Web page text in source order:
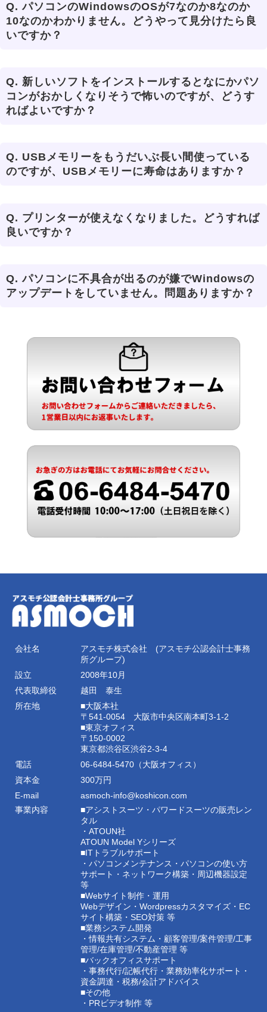
Q. パソコンのWindowsのOSが7なのか8なのか
10なのかわかりません。どうやって見分けたら良
いですか？
Q. 新しいソフトをインストールするとなにかパソ
コンがおかしくなりそうで怖いのですが、どうす
ればよいですか？
Q. USBメモリーをもうだいぶ長い間使っている
のですが、USBメモリーに寿命はありますか？
Q. プリンターが使えなくなりました。どうすれば
良いですか？
Q. パソコンに不具合が出るのが嫌でWindowsの
アップデートをしていません。問題ありますか？
会社名
アスモチ株式会社 (アスモチ公認会計士事務
所グループ)
設立
2008年10月
代表取締役
越田 泰生
所在地
■大阪本社
〒541-0054 大阪市中央区南本町3-1-2
■東京オフィス
〒150-0002
東京都渋谷区渋谷2-3-4
電話
06-6484-5470（大阪オフィス）
資本金
300万円
E-mail
asmoch-info@koshicon.com
事業内容
■アシストスーツ・パワードスーツの販売レン
タル
・ATOUN社
ATOUN Model Yシリーズ
■ITトラブルサポート
・パソコンメンテナンス・パソコンの使い方
サポート・ネットワーク構築・周辺機器設定
等
■Webサイト制作・運用
Webデザイン・Wordpressカスタマイズ・EC
サイト構築・SEO対策 等
■業務システム開発
・情報共有システム・顧客管理/案件管理/工事
管理/在庫管理/不動産管理 等
■バックオフィスサポート
・事務代行/記帳代行・業務効率化サポート・
資金調達・税務/会計アドバイス
■その他
・PRビデオ制作 等